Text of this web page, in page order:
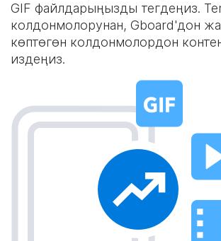
GIF файлдарыңызды тегдеңиз.
колдонмолорунан, Gboard'дон
көптөгөн колдонмолордон
издеңиз.